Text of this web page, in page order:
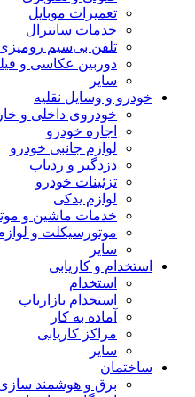
تعمیرات موبایل
خدمات سانترال
تلفن بی‌سیم
دوربین عکاسی و
سایر
خودرو و وسایل نقلیه
خودروی داخلی و
اجاره خودرو
لوازم جانبی خودرو
دزدگیر و ردیاب
تزئینات خودرو
لوازم یدکی
خدمات ماشین و
موتورسیکلت و
سایر
استخدام و کاریابی
استخدام
استخدام بازاریاب
آماده به کار
مراکز کاریابی
سایر
ساختمان
برق و هوشمند